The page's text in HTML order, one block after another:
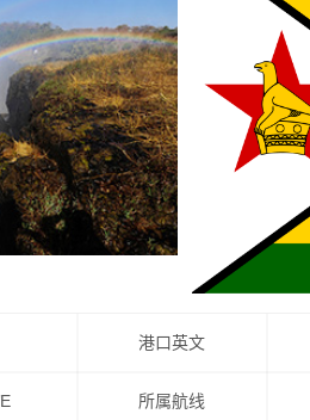
港口英文
所属航线